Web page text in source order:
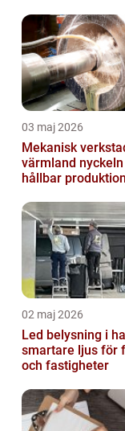
03 maj 2026
Mekanisk
värmland nyckeln till
hållbar
02 maj 2026
Led belysning i
smartare ljus för
och fastigheter